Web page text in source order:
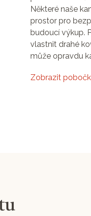
Některé naše
prostor pro
budoucí výkup.
vlastnit drahé
může opravdu
Zobrazit